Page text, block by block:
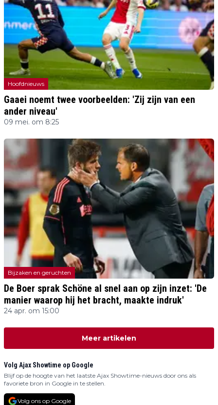
Hoofdnieuws
Gaaei noemt twee voorbeelden: 'Zij zijn van een
ander niveau'
09 mei. om 8:25
Bijzaken en geruchten
De Boer sprak Schöne al snel aan op zijn inzet: 'De
manier waarop hij het bracht, maakte indruk'
24 apr. om 15:00
Meer artikelen
Volg Ajax Showtime op Google
Blijf op de hoogte van het laatste Ajax Showtime-nieuws door ons als
favoriete bron in Google in te stellen.
Volg ons op Google